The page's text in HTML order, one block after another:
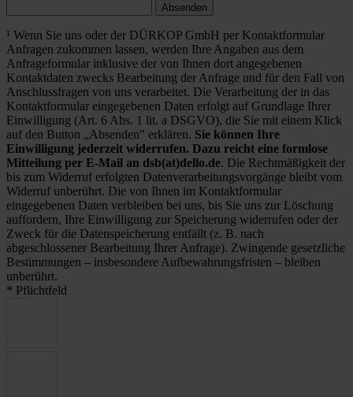
Absenden
¹ Wenn Sie uns oder der DÜRKOP GmbH per Kontaktformular
Anfragen zukommen lassen, werden Ihre Angaben aus dem
Anfrageformular inklusive der von Ihnen dort angegebenen
Kontaktdaten zwecks Bearbeitung der Anfrage und für den Fall von
Anschlussfragen von uns verarbeitet. Die Verarbeitung der in das
Kontaktformular eingegebenen Daten erfolgt auf Grundlage Ihrer
Einwilligung (Art. 6 Abs. 1 lit. a DSGVO), die Sie mit einem Klick
auf den Button „Absenden" erklären. Sie können Ihre
Einwilligung jederzeit widerrufen. Dazu reicht eine formlose
Mitteilung per E-Mail an dsb(at)dello.de. Die Rechtmäßigkeit der
bis zum Widerruf erfolgten Datenverarbeitungsvorgänge bleibt vom
Widerruf unberührt. Die von Ihnen im Kontaktformular
eingegebenen Daten verbleiben bei uns, bis Sie uns zur Löschung
auffordern, Ihre Einwilligung zur Speicherung widerrufen oder der
Zweck für die Datenspeicherung entfällt (z. B. nach
abgeschlossener Bearbeitung Ihrer Anfrage). Zwingende gesetzliche
Bestimmungen – insbesondere Aufbewahrungsfristen – bleiben
unberührt.
* Pflichtfeld